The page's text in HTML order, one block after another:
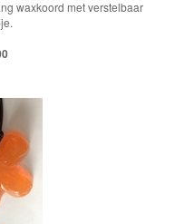
waxkoord met verstelbaar